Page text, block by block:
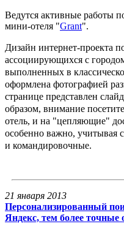
Ведутся активные работы
мини-отеля "Grant".
Дизайн интернет-проекта
ассоциирующихся с
выполненных в
оформлена фотографией
странице представлен
образом, внимание
отель, и на "цепляющие"
особенно важно, учитывая
и командировочные.
21 января 2013
Персонализированный
Яндекс, тем более точные